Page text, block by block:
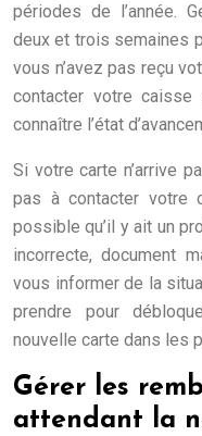
périodes de l’année.
deux et trois semaines
vous n’avez pas reçu
contacter votre caisse
connaître l’état
Si votre carte n’arrive
pas à contacter votre
possible qu’il y ait un
incorrecte, document
vous informer de la
prendre pour
nouvelle carte dans les
Gérer les
attendant la